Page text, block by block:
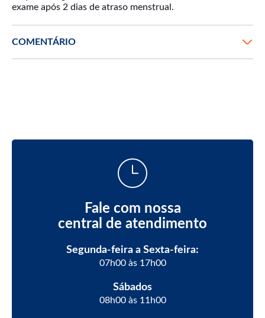
COMENTÁRIO
Fale com nossa
central de atendimento
Segunda-feira a Sexta-feira:
07h00 às 17h00
Sábados
08h00 às 11h00